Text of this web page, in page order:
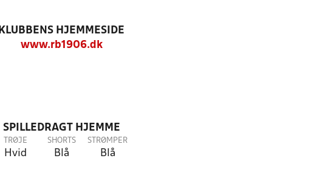
KLUBBENS HJEMMESIDE
www.rb1906.dk
SPILLEDRAGT HJEMME
TRØJE
Hvid
SHORTS
Blå
STRØMPER
Blå